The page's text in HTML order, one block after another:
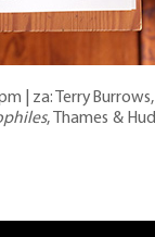
| za: Terry
, Thames &